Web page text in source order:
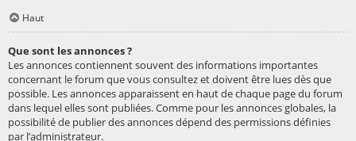
Haut
Que sont les annonces ?
Les annonces contiennent souvent des informations importantes
concernant le forum que vous consultez et doivent être lues dès que
possible. Les annonces apparaissent en haut de chaque page du forum
dans lequel elles sont publiées. Comme pour les annonces globales, la
possibilité de publier des annonces dépend des permissions définies
par l’administrateur.